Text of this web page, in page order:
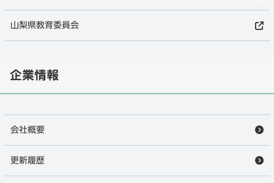
山梨県教育委員会
企業情報
会社概要
更新履歴